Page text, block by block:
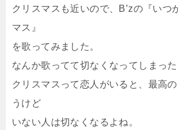
クリスマスも近いので、B’zの『いつ
マス』
を歌ってみました。
なんか歌ってて切なくなってしまった
クリスマスって恋人がいると、最高
うけど
いない人は切なくなるよね。